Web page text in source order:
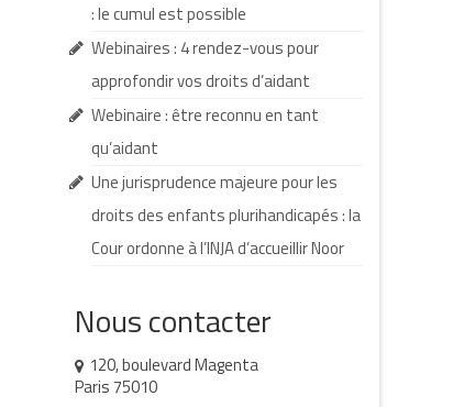
: le cumul est possible
Webinaires : 4 rendez-vous pour
approfondir vos droits d’aidant
Webinaire : être reconnu en tant
qu’aidant
Une jurisprudence majeure pour les
droits des enfants plurihandicapés : la
Cour ordonne à l’INJA d’accueillir Noor
Nous contacter
120, boulevard Magenta
Paris 75010